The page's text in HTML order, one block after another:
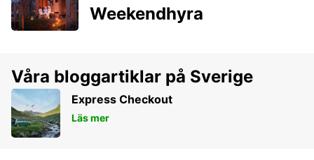
Weekendhyra
Våra bloggartiklar på Sverige
Express Checkout
Läs mer